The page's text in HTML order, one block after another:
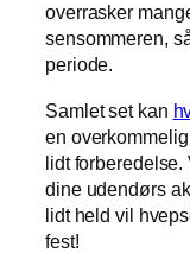
overrasker
sensommeren,
periode.
Samlet set kan
en
lidt
dine udendørs
lidt held vil
fest!